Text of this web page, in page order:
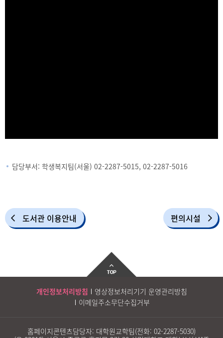
담당부서: 학생복지팀(서울) 02-2287-5015, 02-2287-5016
도서관 이용안내 편의시설
개인정보처리방침
영상정보처리기기 운영관리방침
이메일주소무단수집거부
홈페이지콘텐츠담당자: 대학원교학팀(전화: 02-2287-5030)